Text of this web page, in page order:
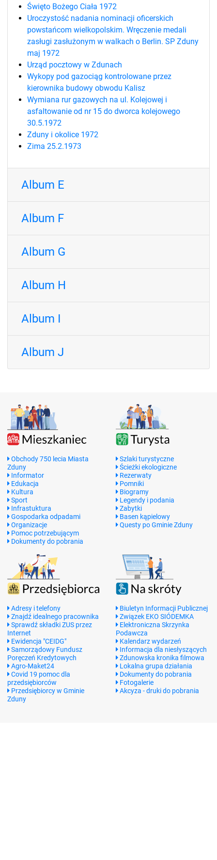
Święto Bożego Ciała 1972
Uroczystość nadania nominacji oficerskich
powstańcom wielkopolskim. Wręczenie medali
zasługi zasłużonym w walkach o Berlin. SP Zduny
maj 1972
Urząd pocztowy w Zdunach
Wykopy pod gazociąg kontrolowane przez
kierownika budowy obwodu Kalisz
Wymiana rur gazowych na ul. Kolejowej i
asfaltowanie od nr 15 do dworca kolejowego
30.5.1972
Zduny i okolice 1972
Zima 25.2.1973
Album E
Album F
Album G
Album H
Album I
Album J
Obchody 750 lecia Miasta
Zduny
Informator
Edukacja
Kultura
Sport
Infrastuktura
Gospodarka odpadami
Organizacje
Pomoc potrzebującym
Dokumenty do pobrania
Szlaki turystyczne
Ścieżki ekologiczne
Rezerwaty
Pomniki
Biogramy
Legendy i podania
Zabytki
Basen kąpielowy
Questy po Gminie Zduny
Adresy i telefony
Znajdź idealnego pracownika
Sprawdź składki ZUS przez
Internet
Ewidencja "CEIDG"
Samorządowy Fundusz
Poręczeń Kredytowych
Agro-Maket24
Covid 19 pomoc dla
przedsiębiorców
Przedsiębiorcy w Gminie
Zduny
Biuletyn Informacji Publicznej
Związek EKO SIÓDEMKA
Elektroniczna Skrzynka
Podawcza
Kalendarz wydarzeń
Informacja dla niesłyszących
Zdunowska kronika filmowa
Lokalna grupa działania
Dokumenty do pobrania
Fotogalerie
Akcyza - druki do pobrania